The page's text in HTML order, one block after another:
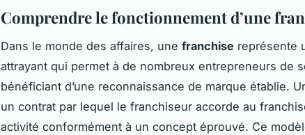
Comprendre le fonctionnement d’une
Dans le monde des affaires, une franchise représente
attrayant qui permet à de nombreux entrepreneurs de
bénéficiant d’une reconnaissance de marque établie.
un contrat par lequel le franchiseur accorde au
activité conformément à un concept éprouvé. Ce